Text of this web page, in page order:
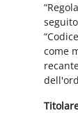
come